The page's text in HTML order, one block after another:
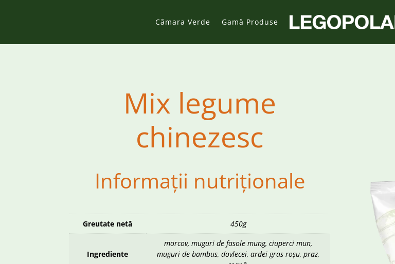
Cămara Verde Gamă Produse
Mix legume
chinezesc
Informații nutriționale
Greutate netă 450g
Ingrediente
morcov, muguri de fasole mung, ciuperci mun,
muguri de bambus, dovlecei, ardei gras roșu, praz,